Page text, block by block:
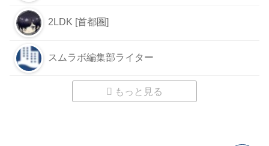
2LDK [首都圏]
スムラボ編集部ライター
もっと見る